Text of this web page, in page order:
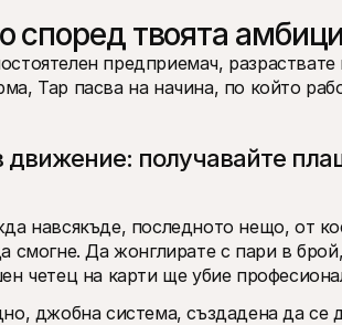
според твоята
предприемач,
Tap пасва на начина, по който
получавайте
навсякъде, последното нещо, от
смогне. Да жонглирате с пари в
четец на карти ще убие
джобна система, създадена да се